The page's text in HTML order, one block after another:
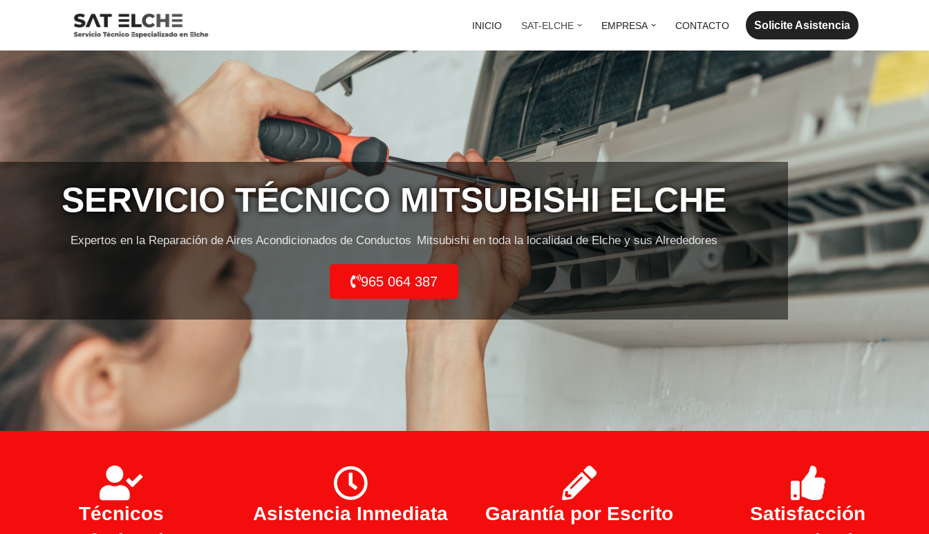
INICIO SAT-ELCHE EMPRESA CONTACTO Solicite Asistencia
SERVICIO TÉCNICO MITSUBISHI ELCHE
Expertos en la Reparación de Aires Acondicionados Cassette Mitsubishi en toda la localidad de Elche y sus Alrededores
965 064 387
Técnicos
Asistencia Inmediata Garantía por Escrito
Satisfacción